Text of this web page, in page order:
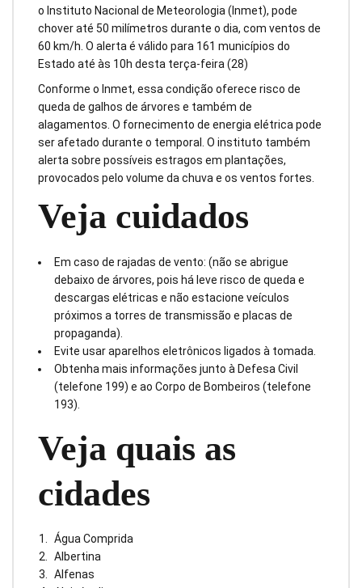
o Instituto Nacional de Meteorologia (Inmet), pode
chover até 50 milímetros durante o dia, com ventos de
60 km/h. O alerta é válido para 161 municípios do
Estado até às 10h desta terça-feira (28)
Conforme o Inmet, essa condição oferece risco de
queda de galhos de árvores e também de
alagamentos. O fornecimento de energia elétrica pode
ser afetado durante o temporal. O instituto também
alerta sobre possíveis estragos em plantações,
provocados pelo volume da chuva e os ventos fortes.
Veja cuidados
Em caso de rajadas de vento: (não se abrigue
debaixo de árvores, pois há leve risco de queda e
descargas elétricas e não estacione veículos
próximos a torres de transmissão e placas de
propaganda).
Evite usar aparelhos eletrônicos ligados à tomada.
Obtenha mais informações junto à Defesa Civil
(telefone 199) e ao Corpo de Bombeiros (telefone
193).
Veja quais as
cidades
Água Comprida
Albertina
Alfenas